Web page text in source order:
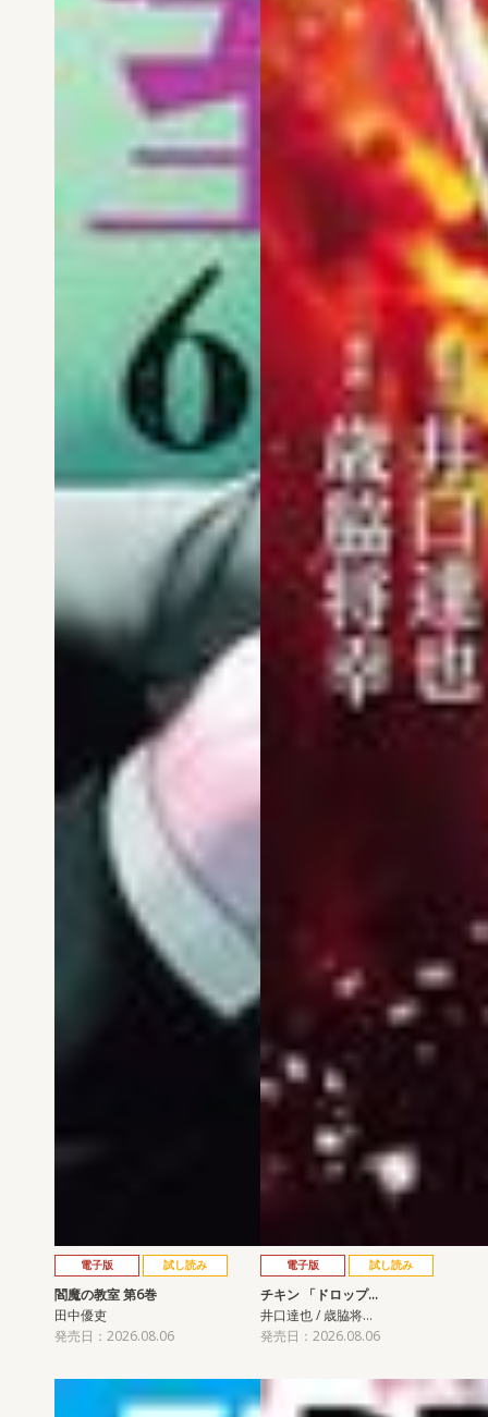
電子版 試し読み
閻魔の教室 第6巻
田中優吏
発売日：2026.08.06
電子版 試し読み
チキン 「ドロップ…
井口達也 / 歳脇将…
発売日：2026.08.06